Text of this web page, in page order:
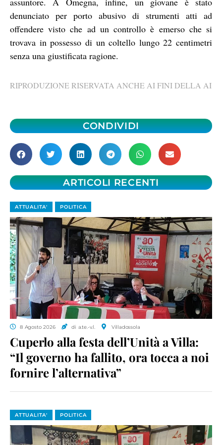
denunciato per porto abusivo di strumenti atti ad
offendere visto che ad un controllo è emerso che si
trovava in possesso di un coltello lungo 22 centimetri
senza una giustificata ragione.
RIPRODUZIONE RISERVATA ANCHE AI FINI DELLA AI
CONDIVIDI
ARTICOLI RECENTI
ATTUALITA' POLITICA
8 Agosto 2026 di a.te.-v.l. Villadossola
Cuperlo alla festa dell’Unità a Villa:
“Il governo ha fallito, ora tocca a noi
fornire l’alternativa”
ATTUALITA' POLITICA